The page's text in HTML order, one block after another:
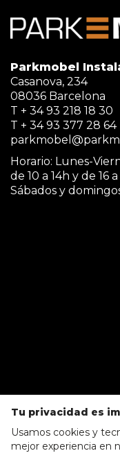
Parkmobel
Casanova, 234
08036 Barcelona
T + 34 93 218 18 30
T + 34 93 377 28 64
Horario: Lunes-
de 10 a 14h y de 16
Sábados y
Tu privacidad es
Usamos cookies y
mejor experiencia en